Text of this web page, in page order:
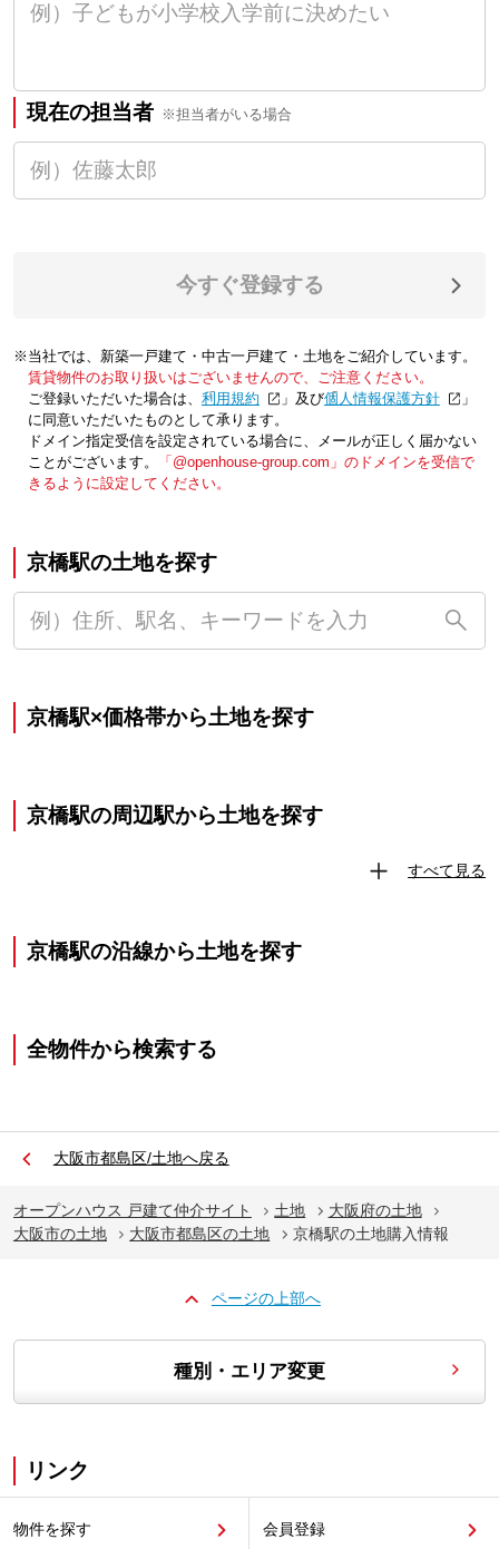
現在の担当者 ※担当者がいる場合
今すぐ登録する
※当社では、新築一戸建て・中古一戸建て・土地をご紹介しています。
賃貸物件のお取り扱いはございませんので、ご注意ください。
ご登録いただいた場合は、「利用規約 」及び「個人情報保護方針
」
に同意いただいたものとして承ります。
ドメイン指定受信を設定されている場合に、メールが正しく届かない
ことがございます。
「@openhouse-group.com」のドメインを受信で
きるように設定してください。
京橋駅の土地を探す
京橋駅×価格帯から土地を探す
京橋駅の周辺駅から土地を探す
すべて見る
京橋駅の沿線から土地を探す
全物件から検索する
大阪市都島区/土地へ戻る
オープンハウス 戸建て仲介サイト 土地
大阪府の土地
大阪市の土地
大阪市都島区の土地 京橋駅の土地購入情報
ページの上部へ
種別・エリア変更
リンク
物件を探す 会員登録